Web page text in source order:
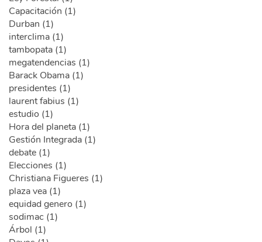
Capacitación (1)
Durban (1)
interclima (1)
tambopata (1)
megatendencias (1)
Barack Obama (1)
presidentes (1)
laurent fabius (1)
estudio (1)
Hora del planeta (1)
Gestión Integrada (1)
debate (1)
Elecciones (1)
Christiana Figueres (1)
plaza vea (1)
equidad genero (1)
sodimac (1)
Árbol (1)